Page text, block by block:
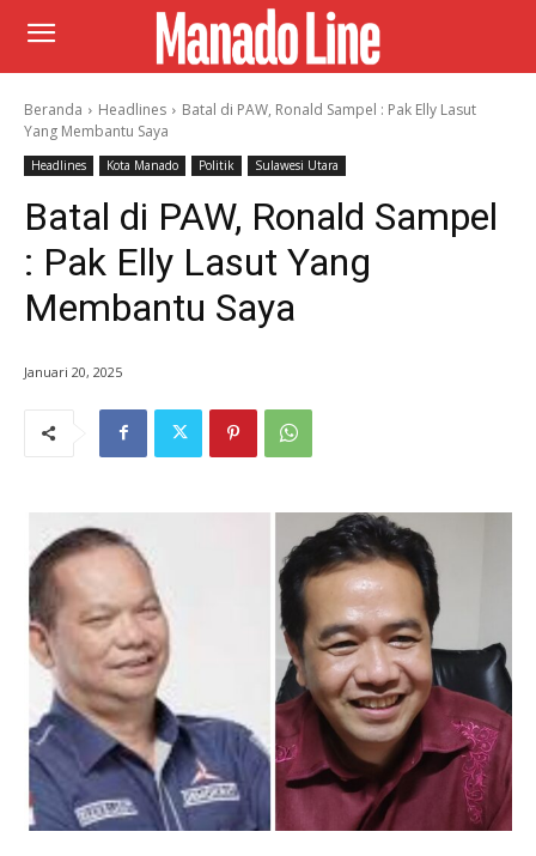
Beranda Headlines
Batal di PAW, Ronald Sampel : Pak Elly Lasut
Yang Membantu Saya
Headlines Kota Manado Politik Sulawesi Utara
Batal di PAW, Ronald Sampel
: Pak Elly Lasut Yang
Membantu Saya
Januari 20, 2025